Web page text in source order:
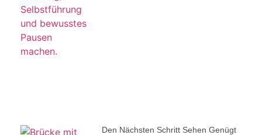
Den Nächsten Schritt Sehen Genügt